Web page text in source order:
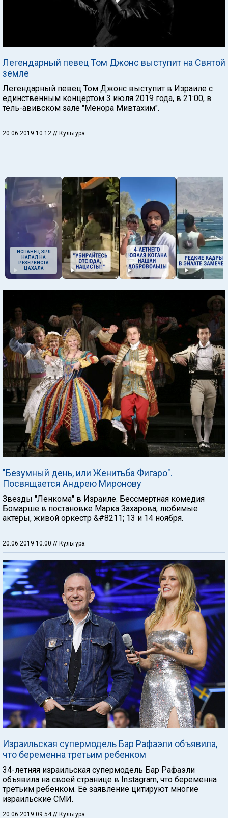
Легендарный певец Том Джонс выступит на Святой
земле
Легендарный певец Том Джонс выступит в Израиле с
единственным концертом 3 июля 2019 года, в 21:00, в
тель-авивском зале "Менора Мивтахим".
20.06.2019 10:12 // Культура
ИСПАНЕЦ ЗРЯ
НАПАЛ НА
РЕЗЕРВИСТА
ЦАХАЛА
"Безумный день, или Женитьба Фигаро".
Посвящается Андрею Миронову
Звезды "Ленкома" в Израиле. Бессмертная комедия
Бомарше в постановке Марка Захарова, любимые
актеры, живой оркестр &#8211; 13 и 14 ноября.
20.06.2019 10:00 // Культура
Израильская супермодель Бар Рафаэли объявила,
что беременна третьим ребенком
34-летняя израильская супермодель Бар Рафаэли
объявила на своей странице в Instagram, что беременна
третьим ребенком. Ее заявление цитируют многие
израильские СМИ.
20.06.2019 09:54 // Культура